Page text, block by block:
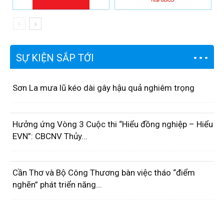
SỰ KIỆN SẮP TỚI
Sơn La mưa lũ kéo dài gây hậu quả nghiêm trọng
Hưởng ứng Vòng 3 Cuộc thi “Hiểu đồng nghiệp – Hiểu
EVN”: CBCNV Thủy...
Cần Thơ và Bộ Công Thương bàn việc tháo “điểm
nghẽn” phát triển năng...